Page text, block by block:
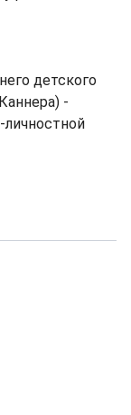
детского
-